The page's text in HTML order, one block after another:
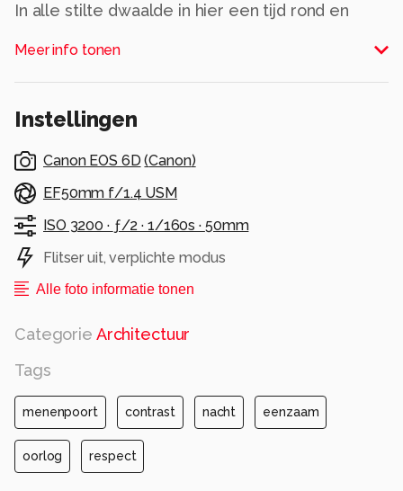
In alle stilte dwaalde in hier een tijd rond en
Bijzondere plek en een echte aanrader om hem
snachts te bezichtigen.
Mijn volledige reeks van 8 beelden kan u
chris v walleghem veel kijk genot.
Liefst chris.
Alle rechten voorbehouden
Meer info tonen
Instellingen
Canon EOS 6D (Canon)
EF50mm f/1.4 USM
ISO 3200 · ƒ/2 · 1/160s · 50mm
Flitser uit, verplichte modus
Alle foto informatie tonen
Categorie Architectuur
Tags
menenpoort contrast nacht eenzaam
oorlog respect